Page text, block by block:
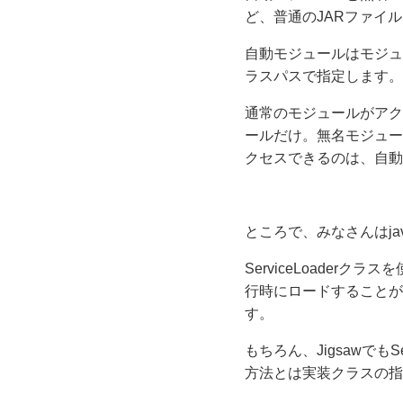
ど、普通のJARファイ
自動モジュールはモジ
ラスパスで指定します。
通常のモジュールがア
ールだけ。無名モジュ
クセスできるのは、自
ところで、みなさんは
ServiceLoaderクラスを
行時にロードすること
す。
もちろん、Jigsawでも
方法とは実装クラスの